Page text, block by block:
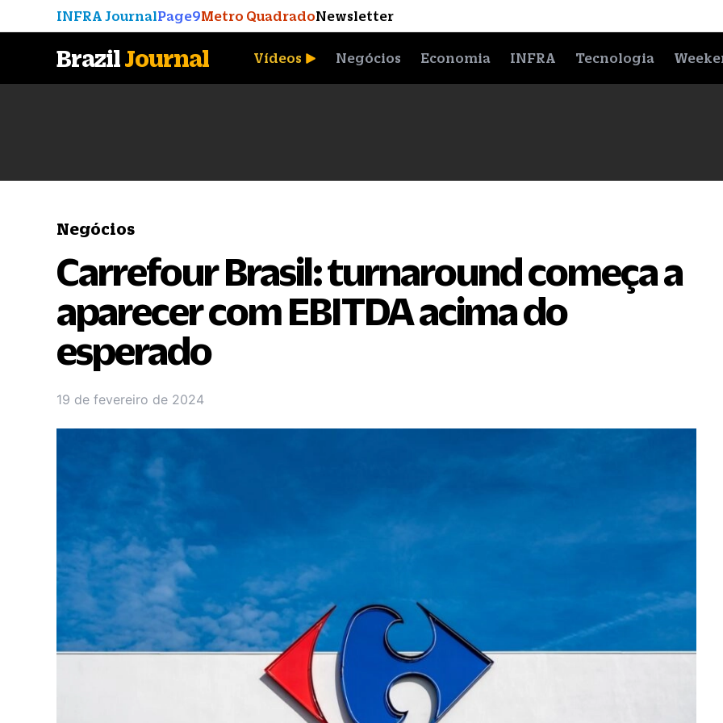
INFRA JournalPage9Metro QuadradoNewsletter
BrazilJournal Vídeos Negócios Economia INFRA Tecnologia
Negócios
Carrefour Brasil: turnaround começa a
aparecer com EBITDA acima do
esperado
19 de fevereiro de 2024